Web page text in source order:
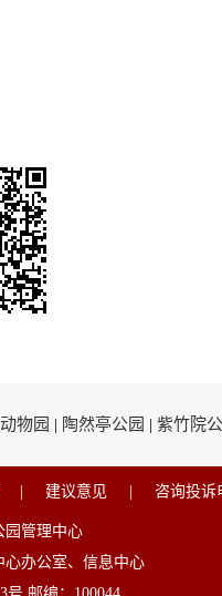
物园 | 陶然亭公园 | 紫竹院
建议意见 咨询投诉
园管理中心
办公室、信息中心